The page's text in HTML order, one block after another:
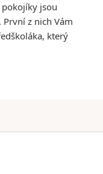
jsou
z nich Vám
který
pro fotbalistu